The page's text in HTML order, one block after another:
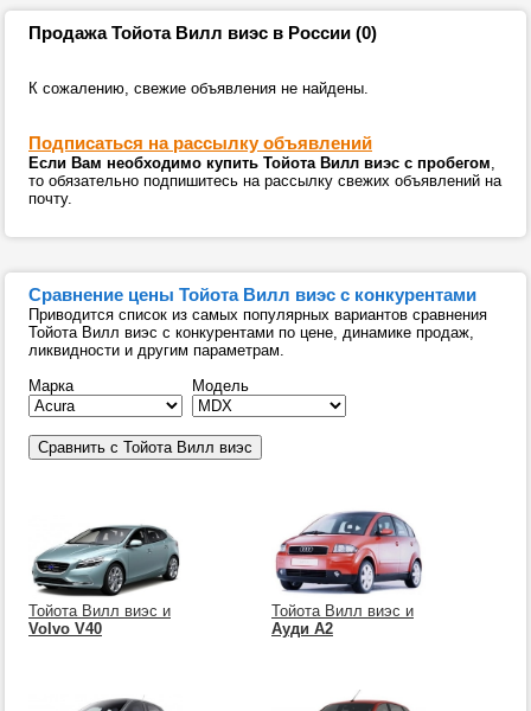
Продажа Тойота Вилл виэс в России (0)
К сожалению, свежие объявления не найдены.
Подписаться на рассылку объявлений
Если Вам необходимо купить Тойота Вилл виэс с пробегом,
то обязательно подпишитесь на рассылку свежих объявлений на
почту.
Сравнение цены Тойота Вилл виэс с конкурентами
Приводится список из самых популярных вариантов сравнения
Тойота Вилл виэс с конкурентами по цене, динамике продаж,
ликвидности и другим параметрам.
Марка
Модель
Тойота Вилл виэс и
Volvo V40
Тойота Вилл виэс и
Ауди А2